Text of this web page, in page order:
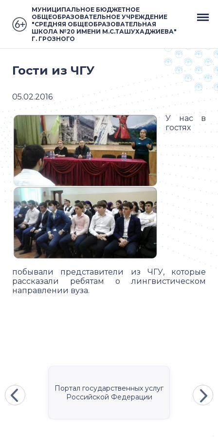
МУНИЦИПАЛЬНОЕ БЮДЖЕТНОЕ
ОБЩЕОБРАЗОВАТЕЛЬНОЕ УЧРЕЖДЕНИЕ
"СРЕДНЯЯ ОБЩЕОБРАЗОВАТЕЛЬНАЯ
ШКОЛА №20 ИМЕНИ М.С.ТАШУХАДЖИЕВА"
Г. ГРОЗНОГО
Гости из ЧГУ
05.02.2016
У нас в
гостях
побывали представители из ЧГУ, которые
рассказали ребятам о лингвистическом
направлении вуза.
Портал государственных услуг
Российской Федерации